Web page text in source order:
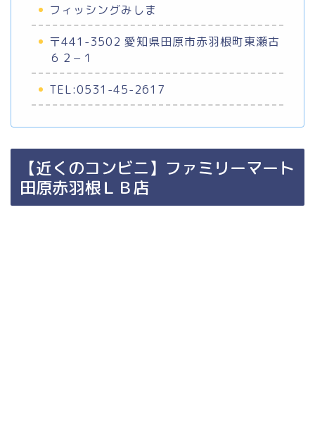
フィッシングみしま
〒441-3502 愛知県田原市赤羽根町東瀬古
６２−１
TEL:0531-45-2617
【近くのコンビニ】ファミリーマート
田原赤羽根ＬＢ店